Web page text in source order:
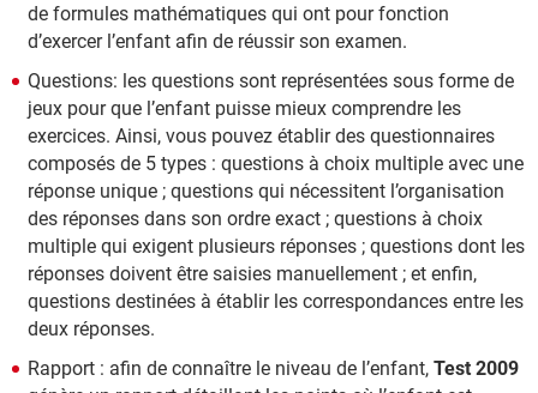
de formules mathématiques qui ont pour fonction
d’exercer l’enfant afin de réussir son examen.
Questions: les questions sont représentées sous forme de
jeux pour que l’enfant puisse mieux comprendre les
exercices. Ainsi, vous pouvez établir des questionnaires
composés de 5 types : questions à choix multiple avec une
réponse unique ; questions qui nécessitent l’organisation
des réponses dans son ordre exact ; questions à choix
multiple qui exigent plusieurs réponses ; questions dont les
réponses doivent être saisies manuellement ; et enfin,
questions destinées à établir les correspondances entre les
deux réponses.
Rapport : afin de connaître le niveau de l’enfant, Test 2009